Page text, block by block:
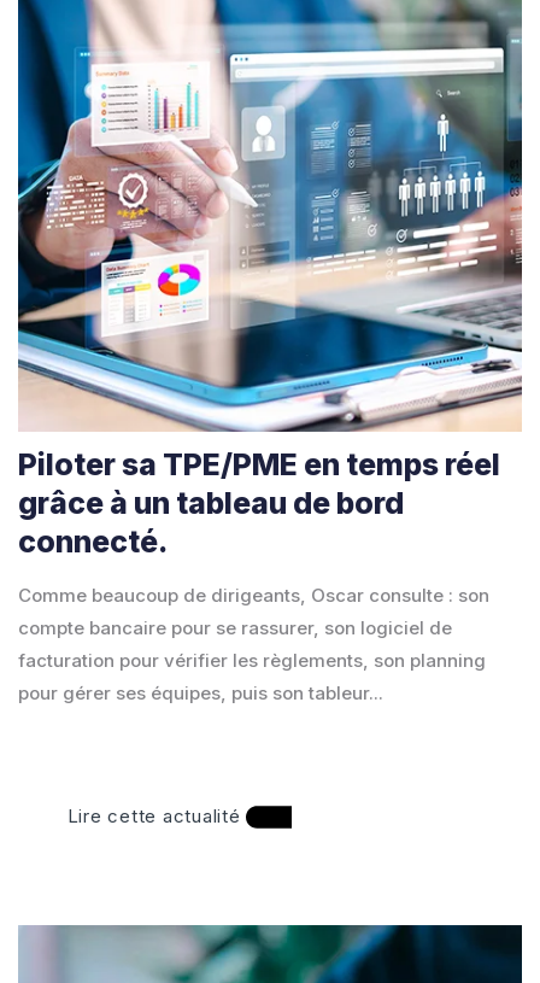
Piloter sa TPE/PME en temps réel
grâce à un tableau de bord
connecté.
Comme beaucoup de dirigeants, Oscar consulte : son
compte bancaire pour se rassurer, son logiciel de
facturation pour vérifier les règlements, son planning
pour gérer ses équipes, puis son tableur...
Lire cette actualité